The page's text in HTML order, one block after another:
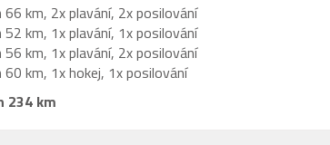
66 km, 2x plavání, 2x posilování
52 km, 1x plavání, 1x posilování
56 km, 1x plavání, 2x posilování
60 km, 1x hokej, 1x posilování
234 km